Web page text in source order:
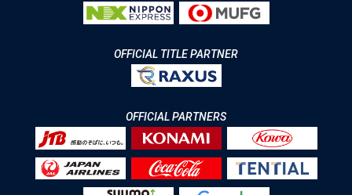
OFFICIAL TITLE PARTNER
OFFICIAL PARTNERS